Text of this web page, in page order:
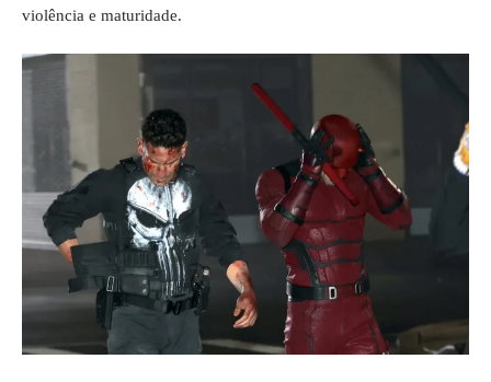
violência e maturidade.